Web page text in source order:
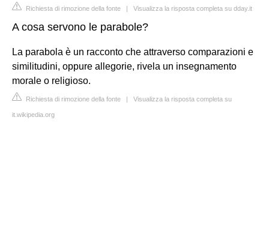
Richiesta di rimozione della fonte | Visualizza la risposta completa su dday.it
A cosa servono le parabole?
La parabola è un racconto che attraverso comparazioni e
similitudini, oppure allegorie, rivela un insegnamento
morale o religioso.
Richiesta di rimozione della fonte | Visualizza la risposta completa su
it.wikipedia.org